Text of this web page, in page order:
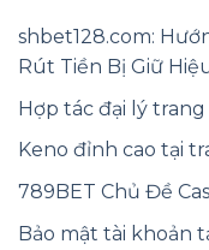
shbet128.com:
Rút Tiền Bị Giữ
Hợp tác đại lý trang
Keno đỉnh cao tại
789BET Chủ Đề
Bảo mật tài khoản